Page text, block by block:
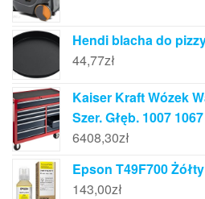
Hendi blacha do
44,77zł
Kaiser Kraft Wózek
Szer. Głęb. 1007
6408,30zł
Epson T49F700 Żółty
143,00zł